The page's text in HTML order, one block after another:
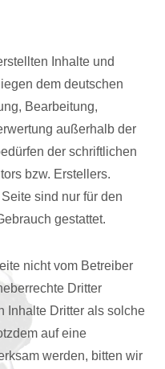
Inhalte und
dem deutschen
Bearbeitung,
außerhalb der
der schriftlichen
bzw. Erstellers.
sind nur für den
gestattet.
nicht vom Betreiber
Dritter
Inhalte Dritter als solche
auf eine
werden, bitten wir